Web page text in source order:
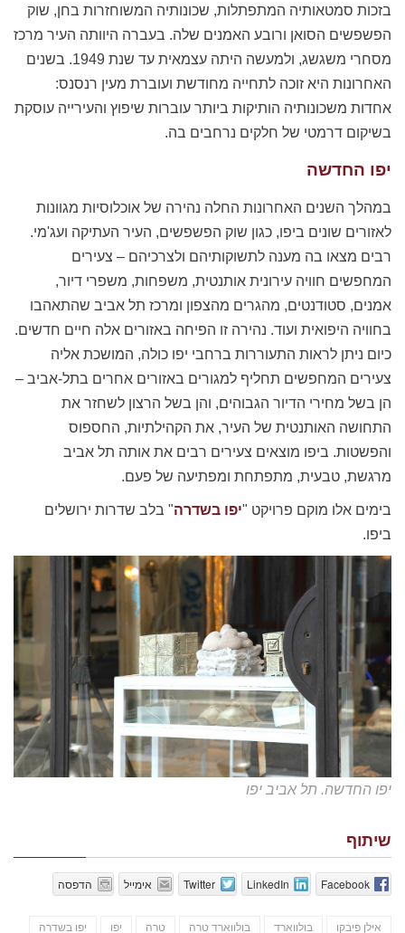
בזכות סמטאותיה המתפתלות, שכונותיה המשוחזרות בחן, שוק
הפשפשים הסואן ורובע האמנים שלה. בעברה היוותה העיר מרכז
מסחרי משגשג, ולמעשה היתה עצמאית עד שנת 1949. בשנים
האחרונות היא זוכה לתחייה מחודשת ועוברת מעין רנסנס:
אחדות משכונותיה הותיקות ביותר עוברות שיפוץ והעירייה עוסקת
בשיקום דרמטי של חלקים נרחבים בה.
יפו החדשה
במהלך השנים האחרונות החלה נהירה של אוכלוסיות מגוונות
לאזורים שונים ביפו, כגון שוק הפשפשים, העיר העתיקה ועג'מי.
רבים מצאו בה מענה לתשוקותיהם ולצרכיהם – צעירים
המחפשים חוויה עירונית אותנטית, משפחות, משפרי דיור,
אמנים, סטודנטים, מהגרים מהצפון ומרכז תל אביב שהתאהבו
בחוויה היפואית ועוד. נהירה זו הפיחה באזורים אלה חיים חדשים.
כיום ניתן לראות התעוררות ברחבי יפו כולה, המושכת אליה
צעירים המחפשים תחליף למגורים באזורים אחרים בתל-אביב –
הן בשל מחירי הדיור הגבוהים, והן בשל הרצון לשחזר את
התחושה האותנטית של העיר, את הקהילתיות, החספוס
והפשטות. ביפו מוצאים צעירים רבים את אותה תל אביב
מרגשת, טבעית, מתפתחת ומפתיעה של פעם.
בימים אלו מוקם פרויקט "יפו בשדרה" בלב שדרות ירושלים
ביפו.
יפו החדשה. תל אביב יפו
שיתוף
Facebook
LinkedIn
Twitter אימייל הדפסה
אילן פיבקו בולווארד בולווארד טרה טרה יפו יפו בשדרה